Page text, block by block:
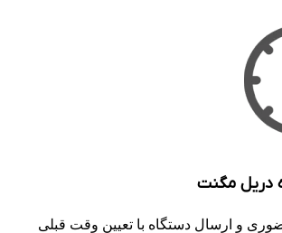
دریل مگنت
و ارسال دستگاه با تعیین وقت قبلی